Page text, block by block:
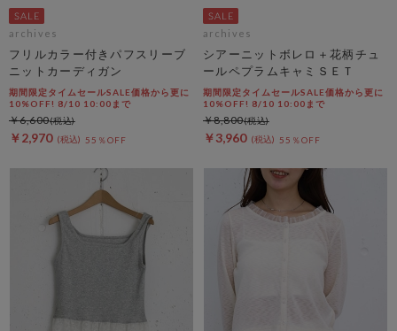
archives
フリルカラー付きパフスリーブ
ニットカーディガン
期間限定タイムセールSALE価格から更に
10%OFF! 8/10 10:00まで
￥2,970 55％OFF
￥6,600
archives
シアーニットボレロ＋花柄チュ
ールペプラムキャミＳＥＴ
期間限定タイムセールSALE価格から更に
10%OFF! 8/10 10:00まで
￥3,960 55％OFF
￥8,800